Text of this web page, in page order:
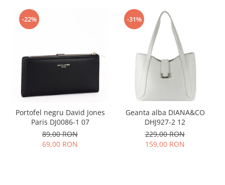
-22%
Portofel negru David Jones
Paris DJ0086-1 07
89,00 RON
69,00 RON
-31%
Geanta alba DIANA&CO
DHJ927-2 12
229,00 RON
159,00 RON